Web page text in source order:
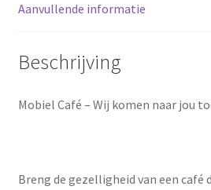
Aanvullende informatie
Beschrijving
Mobiel Café – Wij komen naar jou
Breng de gezelligheid van een